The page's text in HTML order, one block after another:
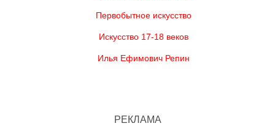
Первобытное искусство
Искусство 17-18 веков
Илья Ефимович Репин
РЕКЛАМА